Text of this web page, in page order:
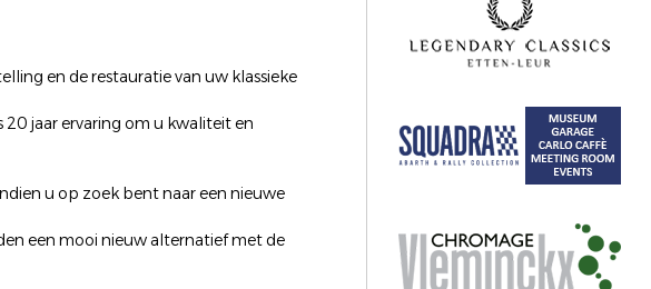
en de restauratie van uw klassieke
jaar ervaring om u kwaliteit en
u op zoek bent naar een nieuwe
een mooi nieuw alternatief met de